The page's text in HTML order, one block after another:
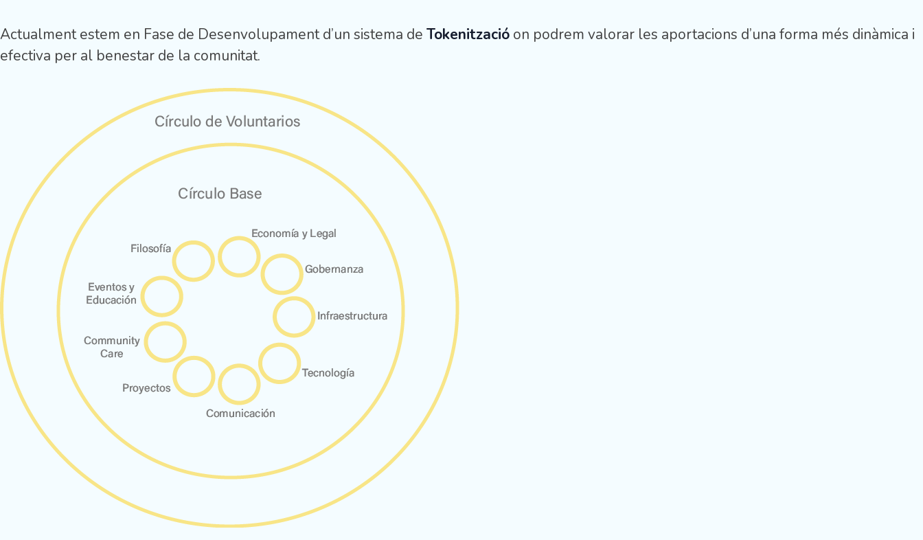
Actualment estem en Fase de Desenvolupament d’un sistema de Tokenització on podrem valorar les aportacions d’una forma més dinàmica i
efectiva per al benestar de la comunitat.